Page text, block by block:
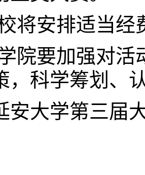
将安排适当经
院要加强对活
，科学筹划、
安大学第三届